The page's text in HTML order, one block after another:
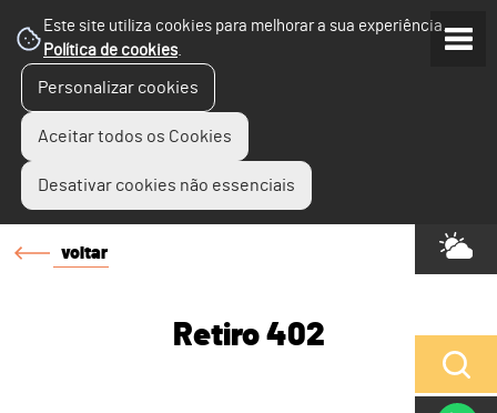
Este site utiliza cookies para melhorar a sua experiência.
Política de cookies.
Personalizar cookies
Aceitar todos os Cookies
Desativar cookies não essenciais
voltar
Retiro 402